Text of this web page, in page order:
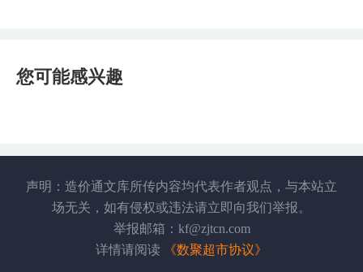
您可能感兴趣
声明：造价通文库所传内容均代表作者观点，与本站立
场无关，如有侵权或违法请立即向我们举报。
举报邮箱：kf@zjtcn.com
详情请阅读
《数聚超市协议》